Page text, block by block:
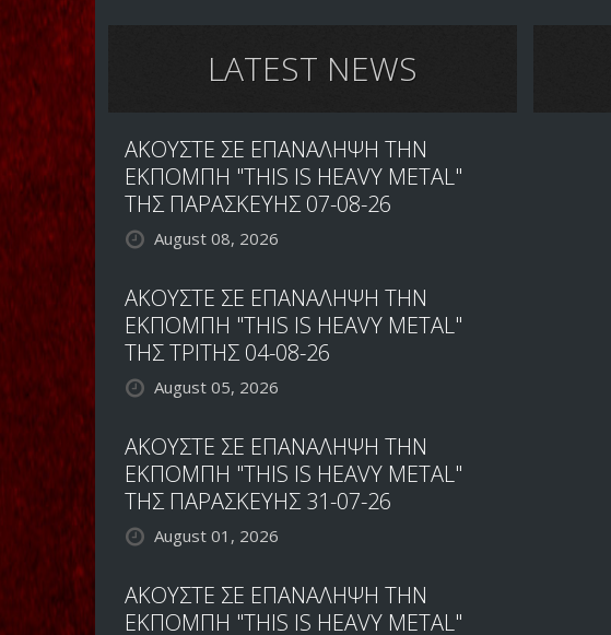
GOTH
BACK
LATEST NEWS
ΑΚΟΥΣΤΕ ΣΕ ΕΠΑΝΑΛΗΨΗ ΤΗΝ
ΕΚΠΟΜΠΗ "THIS IS HEAVY METAL"
ΤΗΣ ΠΑΡΑΣΚΕΥΗΣ 07-08-26
August 08, 2026
ΑΚΟΥΣΤΕ ΣΕ ΕΠΑΝΑΛΗΨΗ ΤΗΝ
ΕΚΠΟΜΠΗ "THIS IS HEAVY METAL"
ΤΗΣ ΤΡΙΤΗΣ 04-08-26
August 05, 2026
ΑΚΟΥΣΤΕ ΣΕ ΕΠΑΝΑΛΗΨΗ ΤΗΝ
ΕΚΠΟΜΠΗ "THIS IS HEAVY METAL"
ΤΗΣ ΠΑΡΑΣΚΕΥΗΣ 31-07-26
August 01, 2026
ΑΚΟΥΣΤΕ ΣΕ ΕΠΑΝΑΛΗΨΗ ΤΗΝ
ΕΚΠΟΜΠΗ "THIS IS HEAVY METAL"